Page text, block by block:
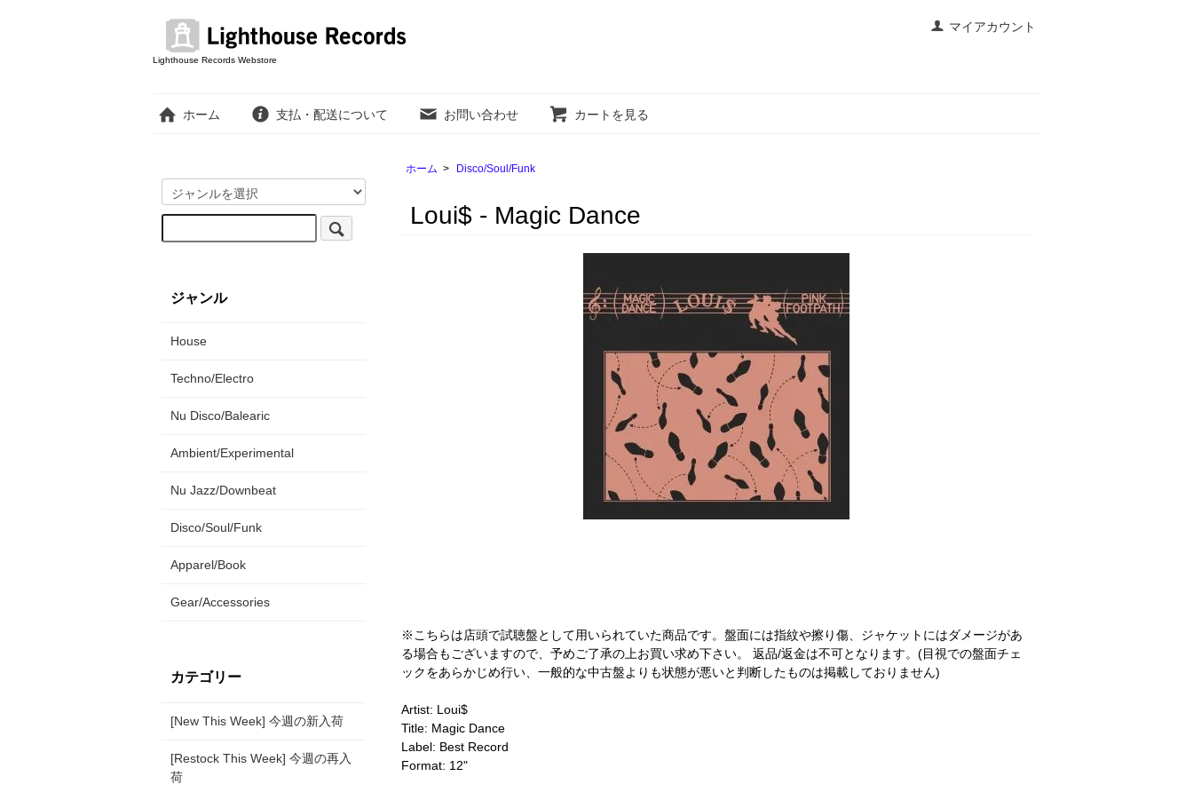
マイアカウント
Lighthouse Records Webstore
ホーム 支払・配送について お問い合わせ カートを見る
ホーム > Disco/Soul/Funk
Loui$ - Magic Dance
※こちらは店頭で試聴盤として用いられていた商品です。盤面には指紋や擦り傷、ジャケットにはダメージがあ
る場合もございますので、予めご了承の上お買い求め下さい。 返品/返金は不可となります。(目視での盤面チェ
ックをあらかじめ行い、一般的な中古盤よりも状態が悪いと判断したものは掲載しておりません)
Artist: Loui$
Title: Magic Dance
Label: Best Record
Format: 12"
ジャンル
House
Techno/Electro
Nu Disco/Balearic
Ambient/Experimental
Nu Jazz/Downbeat
Disco/Soul/Funk
Apparel/Book
Gear/Accessories
カテゴリー
[New This Week] 今週の新入荷
[Restock This Week] 今週の再入
荷